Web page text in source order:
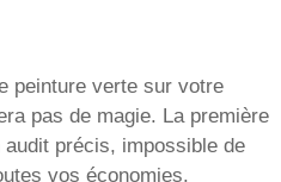
peinture verte sur votre
pas de magie. La première
audit précis, impossible de
vos économies.